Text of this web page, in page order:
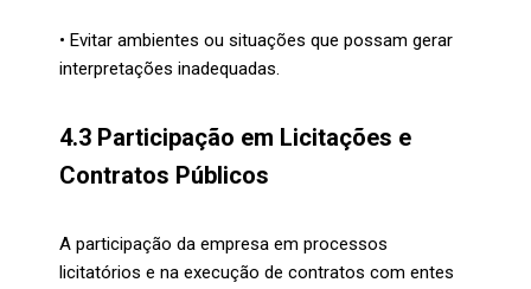
• Evitar ambientes ou situações que possam gerar
interpretações inadequadas.
4.3 Participação em Licitações e
Contratos Públicos
A participação da empresa em processos
licitatórios e na execução de contratos com entes